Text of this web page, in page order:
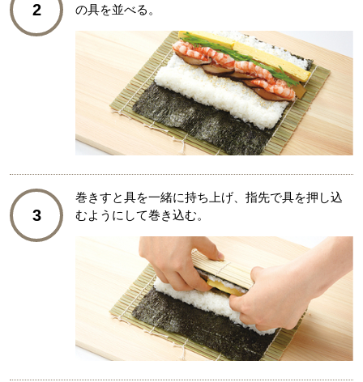
2 の具を並べる。
3
巻きすと具を一緒に持ち上げ、指先で具を押し込
むようにして巻き込む。